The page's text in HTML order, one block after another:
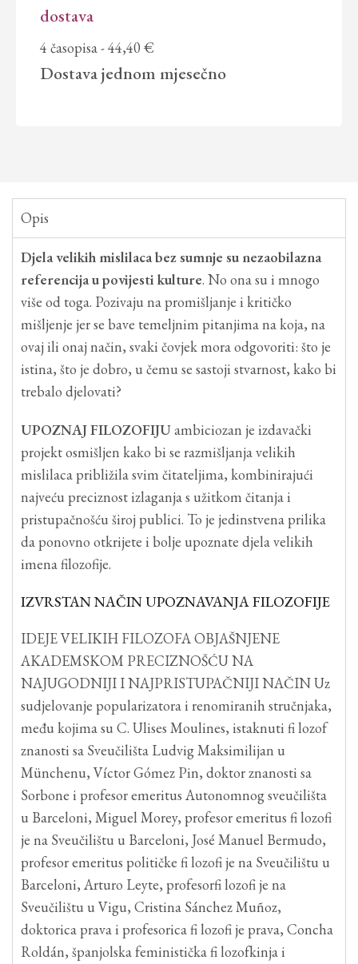
dostava
4 časopisa- 44,40 €
Dostavajednom mjesečno
Opis
Djela velikih mislilaca bez sumnje su nezaobilazna
referencija u povijesti kulture. No ona su i mnogo
više od toga. Pozivaju na promišljanje i kritičko
mišljenje jer se bave temeljnim pitanjima na koja, na
ovaj ili onaj način, svaki čovjek mora odgovoriti: što je
istina, što je dobro, u čemu se sastoji stvarnost, kako bi
trebalo djelovati?
UPOZNAJ FILOZOFIJUambiciozan je izdavački
projekt osmišljen kako bi se razmišljanja velikih
mislilaca približila svim čitateljima, kombinirajući
najveću preciznost izlaganja s užitkom čitanja i
pristupačnošću široj publici. To je jedinstvena prilika
da ponovno otkrijete i bolje upoznate djela velikih
imena filozofije.
IZVRSTAN NAČIN UPOZNAVANJA FILOZOFIJE
IDEJE VELIKIH FILOZOFA OBJAŠNJENE
AKADEMSKOM PRECIZNOŠĆU NA
NAJUGODNIJI I NAJPRISTUPAČNIJI NAČIN Uz
sudjelovanje popularizatora i renomiranih stručnjaka,
među kojima su C. Ulises Moulines, istaknuti fi lozof
znanosti sa Sveučilišta Ludvig Maksimilijan u
Münchenu, Víctor Gómez Pin, doktor znanosti sa
Sorbone i profesor emeritus Autonomnog sveučilišta
u Barceloni, Miguel Morey, profesor emeritus fi lozofi
je na Sveučilištu u Barceloni, José Manuel Bermudo,
profesor emeritus političke fi lozofi je na Sveučilištu u
Barceloni, Arturo Leyte, profesorfi lozofi je na
Sveučilištu u Vigu, Cristina Sánchez Muñoz,
doktorica prava i profesorica fi lozofi je prava, Concha
Roldán, španjolska feministička fi lozofkinja i